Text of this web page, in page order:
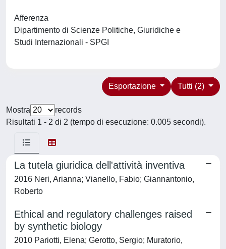
Afferenza
Dipartimento di Scienze Politiche, Giuridiche e
Studi Internazionali - SPGI
Tutti (2)
Esportazione
Mostra
records
Risultati 1 - 2 di 2 (tempo di esecuzione: 0.005 secondi).
La tutela giuridica dell'attività inventiva
2016 Neri, Arianna; Vianello, Fabio; Giannantonio,
Roberto
Ethical and regulatory challenges raised
by synthetic biology
2010 Pariotti, Elena; Gerotto, Sergio; Muratorio,